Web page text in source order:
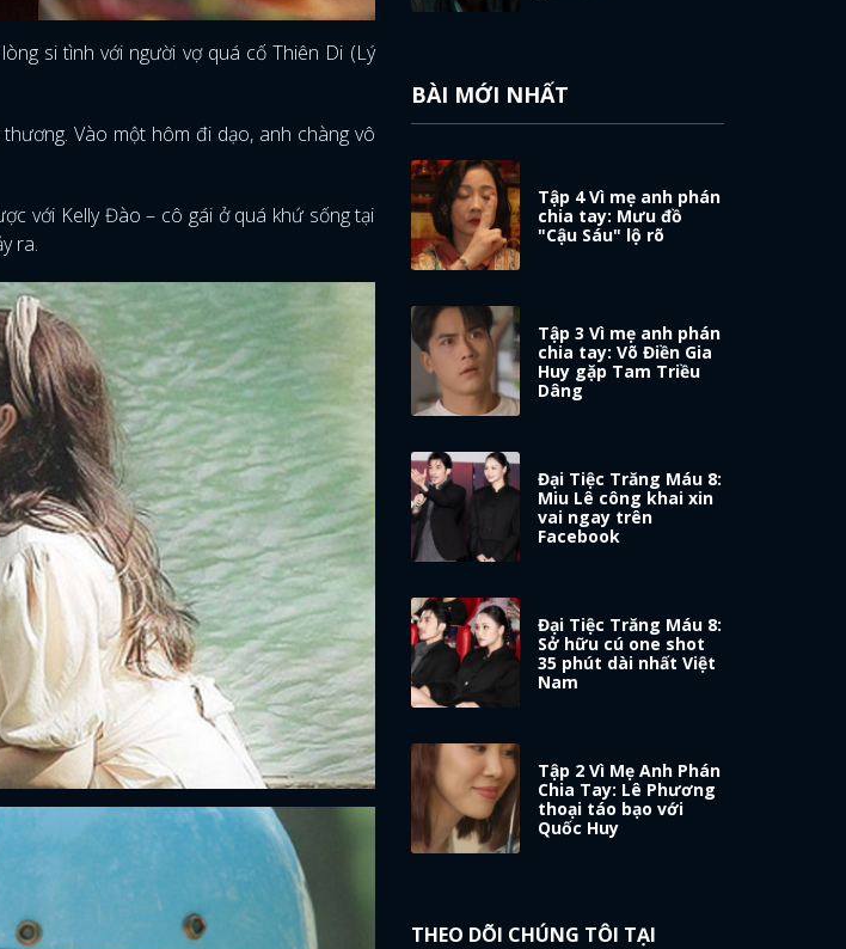
si tình với người vợ quá cố Thiên Di (Lý
Vào một hôm đi dạo, anh chàng vô
với Kelly Đào – cô gái ở quá khứ sống tại
ra.
BÀI MỚI NHẤT
Tập 4 Vì mẹ anh phán
chia tay: Mưu đồ
"Cậu Sáu" lộ rõ
Tập 3 Vì mẹ anh phán
chia tay: Võ Điền Gia
Huy gặp Tam Triều
Dâng
Đại Tiệc Trăng Máu 8:
Miu Lê công khai xin
vai ngay trên
Facebook
Đại Tiệc Trăng Máu 8:
Sở hữu cú one shot
35 phút dài nhất Việt
Nam
Tập 2 Vì Mẹ Anh Phán
Chia Tay: Lê Phương
thoại táo bạo với
Quốc Huy
THEO DÕI CHÚNG TÔI TẠI